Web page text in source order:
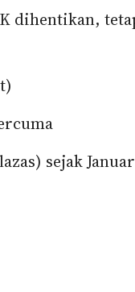
dihentikan,
sejak